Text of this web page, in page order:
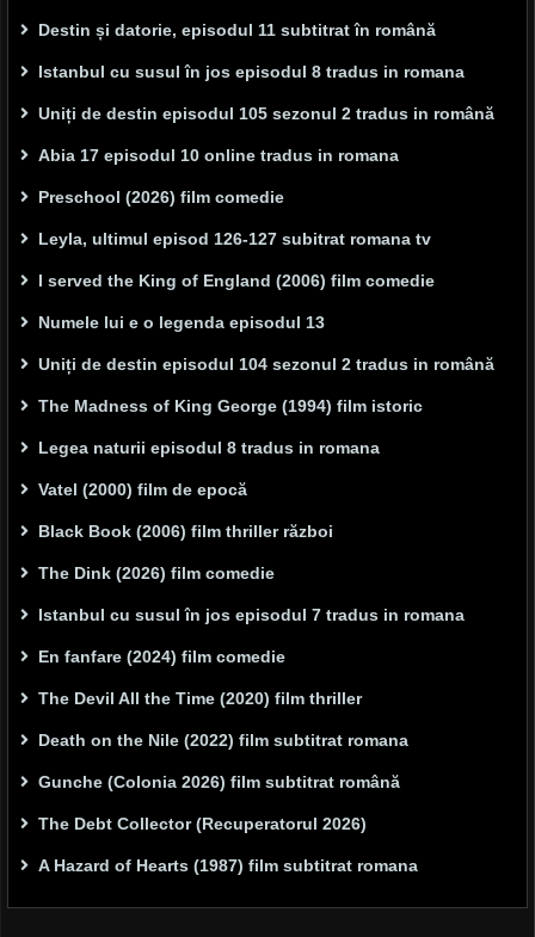
Destin și datorie, episodul 11 subtitrat în română
Istanbul cu susul în jos episodul 8 tradus in romana
Uniți de destin episodul 105 sezonul 2 tradus in română
Abia 17 episodul 10 online tradus in romana
Preschool (2026) film comedie
Leyla, ultimul episod 126-127 subitrat romana tv
I served the King of England (2006) film comedie
Numele lui e o legenda episodul 13
Uniți de destin episodul 104 sezonul 2 tradus in română
The Madness of King George (1994) film istoric
Legea naturii episodul 8 tradus in romana
Vatel (2000) film de epocă
Black Book (2006) film thriller război
The Dink (2026) film comedie
Istanbul cu susul în jos episodul 7 tradus in romana
En fanfare (2024) film comedie
The Devil All the Time (2020) film thriller
Death on the Nile (2022) film subtitrat romana
Gunche (Colonia 2026) film subtitrat română
The Debt Collector (Recuperatorul 2026)
A Hazard of Hearts (1987) film subtitrat romana